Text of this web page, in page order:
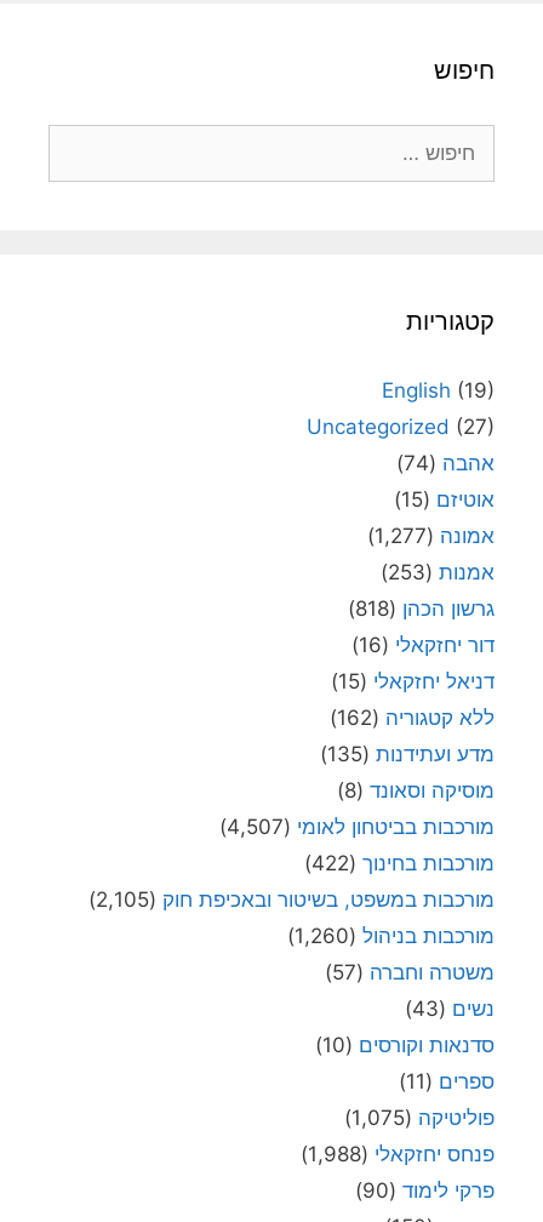
חיפוש
קטגוריות
English (19)
Uncategorized (27)
אהבה (74)
אוטיזם (15)
אמונה (1,277)
אמנות (253)
גרשון הכהן (818)
דור יחזקאלי (16)
דניאל יחזקאלי (15)
ללא קטגוריה (162)
מדע ועתידנות (135)
מוסיקה וסאונד (8)
מורכבות בביטחון לאומי (4,507)
מורכבות בחינוך (422)
מורכבות במשפט, בשיטור ובאכיפת חוק (2,105)
מורכבות בניהול (1,260)
משטרה וחברה (57)
נשים (43)
סדנאות וקורסים (10)
ספרים (11)
פוליטיקה (1,075)
פנחס יחזקאלי (1,988)
פרקי לימוד (90)